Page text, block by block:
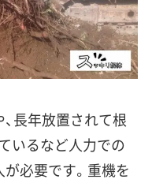
長年放置されて根
いるなど人力での
必要です。重機を